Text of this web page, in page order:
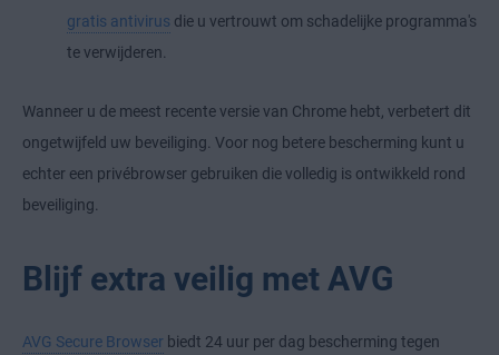
gratis antivirus die u vertrouwt om schadelijke programma's
te verwijderen.
Wanneer u de meest recente versie van Chrome hebt, verbetert dit
ongetwijfeld uw beveiliging. Voor nog betere bescherming kunt u
echter een privébrowser gebruiken die volledig is ontwikkeld rond
beveiliging.
Blijf extra veilig met AVG
AVG Secure Browser biedt 24 uur per dag bescherming tegen